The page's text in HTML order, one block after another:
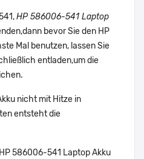
HP 586006-541 Laptop
bevor Sie den HP
Mal benutzen, lassen Sie
entladen,um die
nicht mit Hitze in
entsteht die
586006-541 Laptop Akku